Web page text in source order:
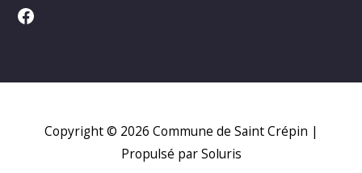
Facebook
Copyright © 2026 Commune de Saint Crépin |
Propulsé par Soluris